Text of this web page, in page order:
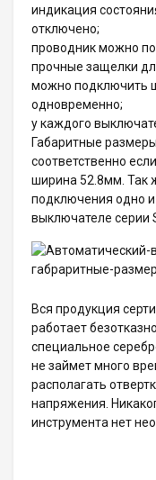
индикация
отключено;
проводник можно
прочные защелки
можно подключить
одновременно;
у каждого
Габаритные
соответственно
ширина 52.8мм. Так
подключения одно
выключателе серии
Вся продукция
работает
специальное
не займет много
располагать
напряжения.
инструмента нет